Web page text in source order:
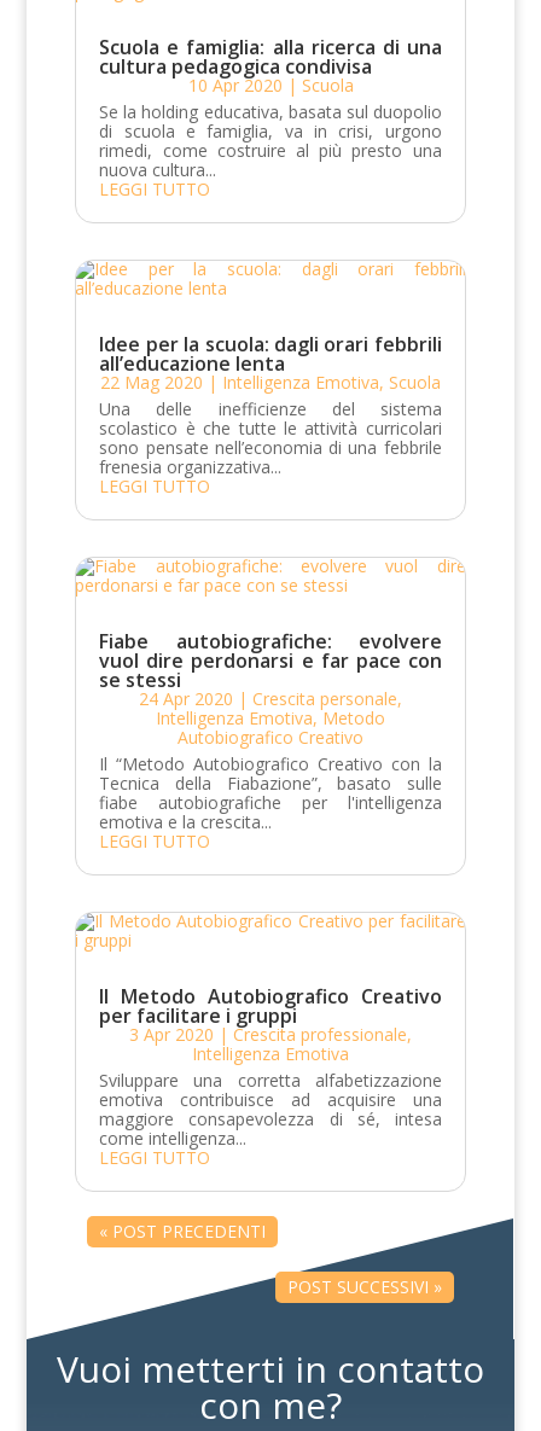
Scuola e famiglia: alla ricerca di una
cultura pedagogica condivisa
10 Apr 2020 | Scuola
Se la holding educativa, basata sul duopolio
di scuola e famiglia, va in crisi, urgono
rimedi, come costruire al più presto una
nuova cultura...
LEGGI TUTTO
Idee per la scuola: dagli orari febbrili
all’educazione lenta
22 Mag 2020 | Intelligenza Emotiva, Scuola
Una delle inefficienze del sistema
scolastico è che tutte le attività curricolari
sono pensate nell’economia di una febbrile
frenesia organizzativa...
LEGGI TUTTO
Fiabe autobiografiche: evolvere
vuol dire perdonarsi e far pace con
se stessi
24 Apr 2020 | Crescita personale,
Intelligenza Emotiva,Metodo
Autobiografico Creativo
Il “Metodo Autobiografico Creativo con la
Tecnica della Fiabazione”, basato sulle
fiabe autobiografiche per l'intelligenza
emotiva e la crescita...
LEGGI TUTTO
Il Metodo Autobiografico Creativo
per facilitare i gruppi
3 Apr 2020 | Crescita professionale,
Intelligenza Emotiva
Sviluppare una corretta alfabetizzazione
emotiva contribuisce ad acquisire una
maggiore consapevolezza di sé, intesa
come intelligenza...
LEGGI TUTTO
« POST PRECEDENTI
POST SUCCESSIVI »
Vuoi metterti in contatto
con me?